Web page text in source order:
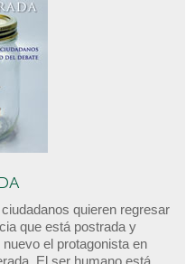
quieren regresar
que está postrada y
el protagonista en